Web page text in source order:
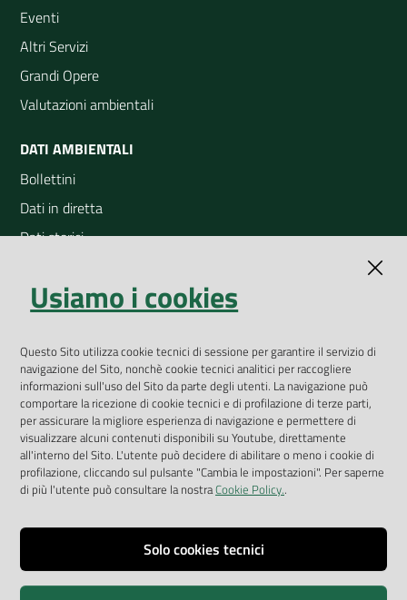
Eventi
Altri Servizi
Grandi Opere
Valutazioni ambientali
DATI AMBIENTALI
Bollettini
Dati in diretta
Dati storici
Open Data
App Arpav
Rapporti regionali annuali
Le Infografiche
Dispenser dati
Vai alla pagina
Privacy
Usiamo i cookies
Questo Sito utilizza cookie tecnici di sessione per garantire il servizio di
navigazione del Sito, nonchè cookie tecnici analitici per raccogliere
informazioni sull'uso del Sito da parte degli utenti. La navigazione può
comportare la ricezione di cookie tecnici e di profilazione di terze parti,
per assicurare la migliore esperienza di navigazione e permettere di
visualizzare alcuni contenuti disponibili su Youtube, direttamente
all'interno del Sito. L'utente può decidere di abilitare o meno i cookie di
profilazione, cliccando sul pulsante "Cambia le impostazioni". Per saperne
di più l'utente può consultare la nostraCookie Policy..
Solo cookies tecnici